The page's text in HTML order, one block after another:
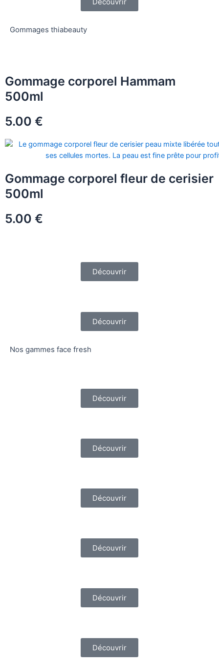
Gommages thiabeauty
Gommage corporel Hammam
500ml
5.00 €
Gommage corporel fleur de cerisier
500ml
5.00 €
Découvrir
Découvrir
Nos gammes face fresh
Découvrir
Découvrir
Découvrir
Découvrir
Découvrir
Découvrir